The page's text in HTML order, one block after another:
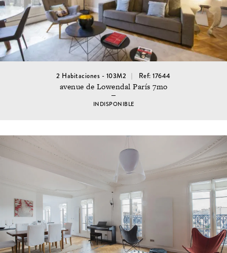
2 Habitaciones - 103M2 Ref: 17644
avenue de Lowendal París 7mo
INDISPONIBLE